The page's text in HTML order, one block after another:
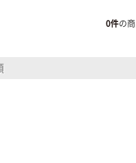
0件の